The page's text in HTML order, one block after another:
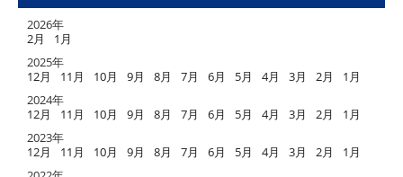
2026年
2月
1月
2025年
12月
11月 10月 9月 8月 7月 6月 5月 4月 3月 2月
1月
2024年
12月
11月 10月 9月 8月 7月 6月 5月 4月 3月 2月
1月
2023年
12月
11月 10月 9月 8月 7月 6月 5月 4月 3月 2月
1月